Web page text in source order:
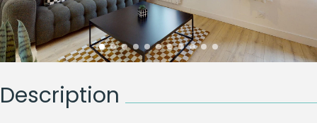
Description